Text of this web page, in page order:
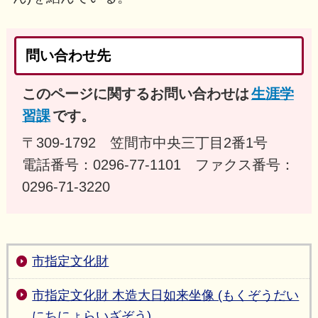
問い合わせ先
このページに関するお問い合わせは生涯学
習課です。
〒309-1792 笠間市中央三丁目2番1号
電話番号：0296-77-1101 ファクス番号：
0296-71-3220
市指定文化財
市指定文化財 木造大日如来坐像 (もくぞうだい